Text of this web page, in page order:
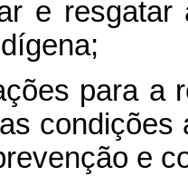
e resgatar
para a
e